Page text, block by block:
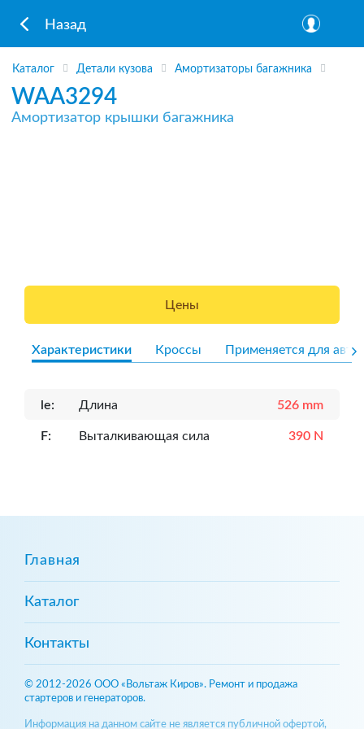
Назад
Каталог Детали кузова Амортизаторы багажника
WAA3294
Амортизатор крышки багажника
Цены
Характеристики Кроссы Применяется для авто
le: Длина 526 mm
F: Выталкивающая сила 390 N
Главная
Каталог
Контакты
© 2012-2026 ООО «Вольтаж Киров». Ремонт и продажа
стартеров и генераторов.
Информация на данном сайте не является публичной офертой,